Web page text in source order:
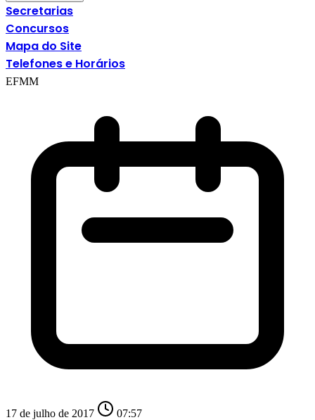
Secretarias
Concursos
Mapa do Site
Telefones e Horários
EFMM
17 de julho de 2017 07:57